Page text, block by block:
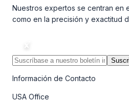
Nuestros expertos se centran en
como en la precisión y exactitud
Información de Contacto
USA Office